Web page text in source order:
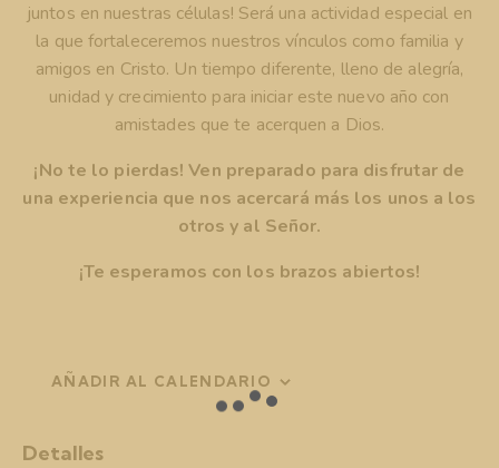
juntos en nuestras células! Será una actividad especial en
la que fortaleceremos nuestros vínculos como familia y
amigos en Cristo. Un tiempo diferente, lleno de alegría,
unidad y crecimiento para iniciar este nuevo año con
amistades que te acerquen a Dios.
¡No te lo pierdas! Ven preparado para disfrutar de
una experiencia que nos acercará más los unos a los
otros y al Señor.
¡Te esperamos con los brazos abiertos!
AÑADIR AL CALENDARIO
Detalles